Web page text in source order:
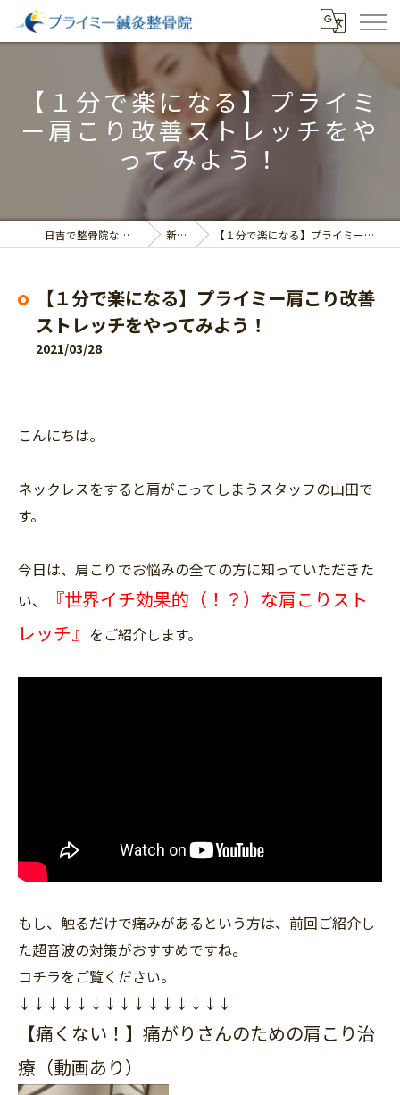
【１分で楽になる】プライミ
ー肩こり改善ストレッチをや
ってみよう！
日吉で整骨院ならプライミー鍼灸整骨院 新着情報 【１分で楽になる】プライミー肩こり改善ストレッチをやってみよう！
【１分で楽になる】プライミー肩こり改善
ストレッチをやってみよう！
2021/03/28
こんにちは。
ネックレスをすると肩がこってしまうスタッフの山田で
す。
今日は、肩こりでお悩みの全ての方に知っていただきた
い、
『世界イチ効果的（！？）な肩こりスト
レッチ』 をご紹介します。
もし、触るだけで痛みがあるという方は、前回ご紹介し
た超音波の対策がおすすめですね。
コチラをご覧ください。
↓↓↓↓↓↓↓↓↓↓↓↓↓↓↓
【痛くない！】痛がりさんのための肩こり治
療（動画あり）